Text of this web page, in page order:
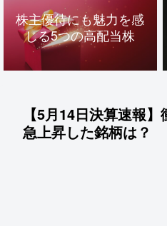
株主優待にも魅力を感
じる5つの高配当株
【5月14日決算速報
急上昇した銘柄は？